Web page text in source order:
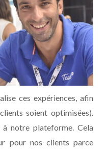
ces expériences, afin
soient optimisées).
notre plateforme. Cela
pour nos clients parce